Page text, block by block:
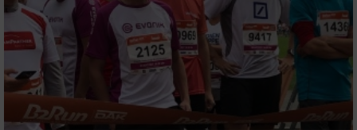
Erstellung von Profilen zur Personalisierung
von Inhalten
Verwendung von Profilen zur Auswahl
personalisierter Inhalte
Messung der Werbeleistung